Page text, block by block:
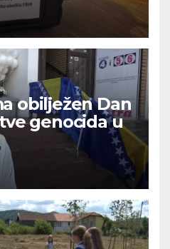
obilježen Dan
genocida u